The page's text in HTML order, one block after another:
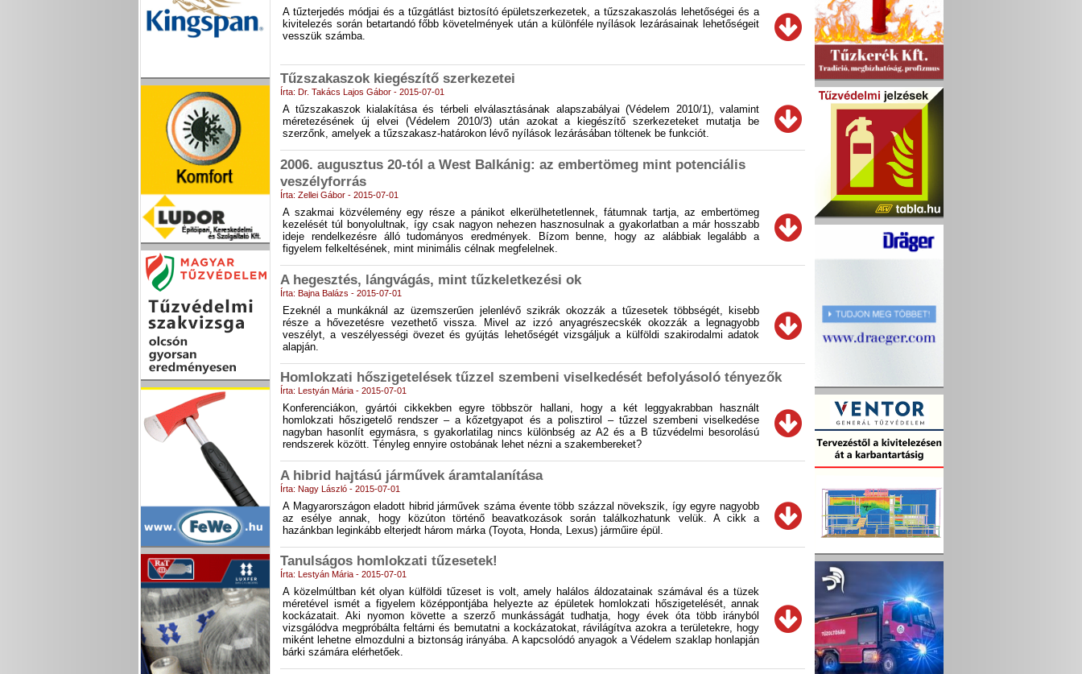
A tűzterjedés módjai és a tűzgátlást biztosító épületszerkezetek, a tűzszakaszolás lehetőségei és a
kivitelezés során betartandó főbb követelmények után a különféle nyílások lezárásainak lehetőségeit
vesszük számba.
Tűzszakaszok kiegészítő szerkezetei
Írta: Dr. Takács Lajos Gábor - 2015-07-01
A tűzszakaszok kialakítása és térbeli elválasztásának alapszabályai (Védelem 2010/1), valamint
méretezésének új elvei (Védelem 2010/3) után azokat a kiegészítő szerkezeteket mutatja be
szerzőnk, amelyek a tűzszakasz-határokon lévő nyílások lezárásában töltenek be funkciót.
2006. augusztus 20-tól a West Balkánig: az embertömeg mint potenciális
veszélyforrás
Írta: Zellei Gábor - 2015-07-01
A szakmai közvélemény egy része a pánikot elkerülhetetlennek, fátumnak tartja, az embertömeg
kezelését túl bonyolultnak, így csak nagyon nehezen hasznosulnak a gyakorlatban a már hosszabb
ideje rendelkezésre álló tudományos eredmények. Bízom benne, hogy az alábbiak legalább a
figyelem felkeltésének, mint minimális célnak megfelelnek.
A hegesztés, lángvágás, mint tűzkeletkezési ok
Írta: Bajna Balázs - 2015-07-01
Ezeknél a munkáknál az üzemszerűen jelenlévő szikrák okozzák a tűzesetek többségét, kisebb
része a hővezetésre vezethető vissza. Mivel az izzó anyagrészecskék okozzák a legnagyobb
veszélyt, a veszélyességi övezet és gyújtás lehetőségét vizsgáljuk a külföldi szakirodalmi adatok
alapján.
Homlokzati hőszigetelések tűzzel szembeni viselkedését befolyásoló tényezők
Írta: Lestyán Mária - 2015-07-01
Konferenciákon, gyártói cikkekben egyre többször hallani, hogy a két leggyakrabban használt
homlokzati hőszigetelő rendszer – a kőzetgyapot és a polisztirol – tűzzel szembeni viselkedése
nagyban hasonlít egymásra, s gyakorlatilag nincs különbség az A2 és a B tűzvédelmi besorolású
rendszerek között. Tényleg ennyire ostobának lehet nézni a szakembereket?
A hibrid hajtású járművek áramtalanítása
Írta: Nagy László - 2015-07-01
A Magyarországon eladott hibrid járművek száma évente több százzal növekszik, így egyre nagyobb
az esélye annak, hogy közúton történő beavatkozások során találkozhatunk velük. A cikk a
hazánkban leginkább elterjedt három márka (Toyota, Honda, Lexus) járműire épül.
Tanulságos homlokzati tűzesetek!
Írta: Lestyán Mária - 2015-07-01
A közelmúltban két olyan külföldi tűzeset is volt, amely halálos áldozatainak számával és a tüzek
méretével ismét a figyelem középpontjába helyezte az épületek homlokzati hőszigetelését, annak
kockázatait. Aki nyomon követte a szerző munkásságát tudhatja, hogy évek óta több irányból
vizsgálódva megpróbálta feltárni és bemutatni a kockázatokat, rávilágítva azokra a területekre, hogy
miként lehetne elmozdulni a biztonság irányába. A kapcsolódó anyagok a Védelem szaklap honlapján
bárki számára elérhetőek.